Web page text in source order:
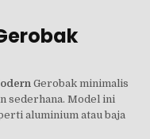
Gerobak minimalis
sederhana. Model ini
aluminium atau baja